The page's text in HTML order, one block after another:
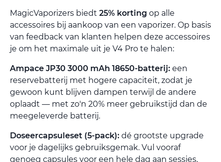
MagicVaporizers biedt 25% korting op alle
accessoires bij aankoop van een vaporizer. Op basis
van feedback van klanten helpen deze accessoires
je om het maximale uit je V4 Pro te halen:
Ampace JP30 3000 mAh 18650-batterij: een
reservebatterij met hogere capaciteit, zodat je
gewoon kunt blijven dampen terwijl de andere
oplaadt — met zo'n 20% meer gebruikstijd dan de
meegeleverde batterij.
Doseercapsuleset (5-pack): dé grootste upgrade
voor je dagelijks gebruiksgemak. Vul vooraf
genoeg capsules voor een hele dag aan sessies,